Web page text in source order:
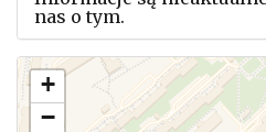
nas o tym.
Użyj tego formularza aby
zmianach w powyższym
+
−